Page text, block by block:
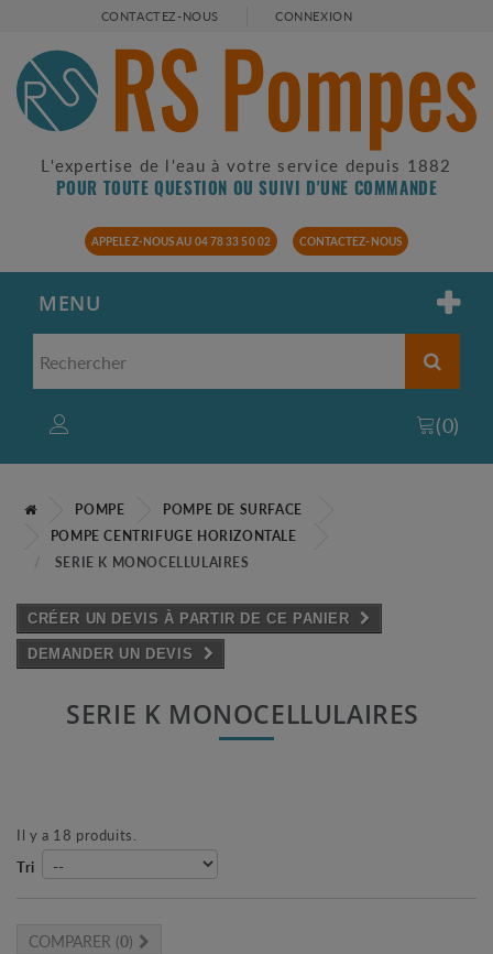
CONTACTEZ-NOUS CONNEXION
L'expertise de l'eau à votre service depuis 1882
POUR TOUTE QUESTION OU SUIVI D'UNE COMMANDE
APPELEZ-NOUS AU 04 78 33 50 02 CONTACTEZ-NOUS
MENU
(0)
POMPE
POMPE DE SURFACE
POMPE CENTRIFUGE HORIZONTALE
SERIE K MONOCELLULAIRES
CRÉER UN DEVIS À PARTIR DE CE PANIER
DEMANDER UN DEVIS
SERIE K MONOCELLULAIRES
Il y a 18 produits.
Tri
COMPARER (0)